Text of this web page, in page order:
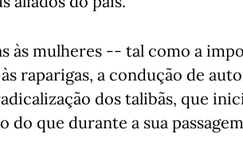
às mulheres -- tal como a
raparigas, a condução de
dos talibãs, que
do que durante a sua